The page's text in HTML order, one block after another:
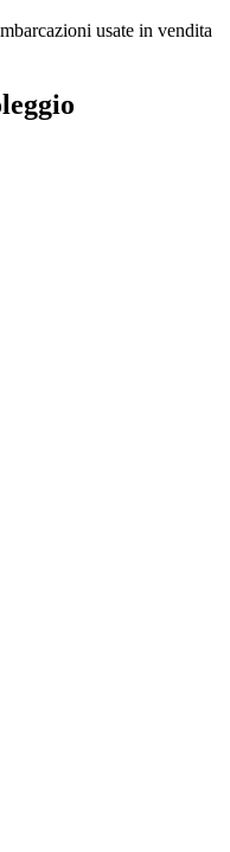
usate in vendita